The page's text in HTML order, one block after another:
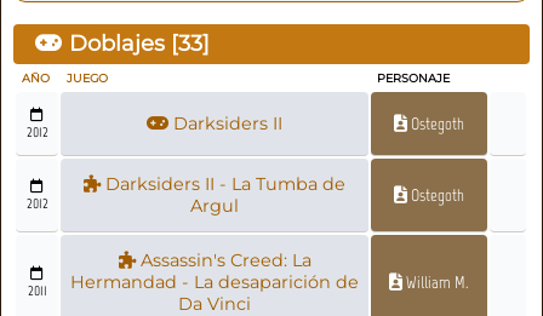
Doblajes [33]
AÑO JUEGO PERSONAJE
2012 Darksiders II Ostegoth
2012
Darksiders II - La Tumba de
Argul
Ostegoth
2011
Assassin's Creed: La
Hermandad - La desaparición de
Da Vinci
William M.